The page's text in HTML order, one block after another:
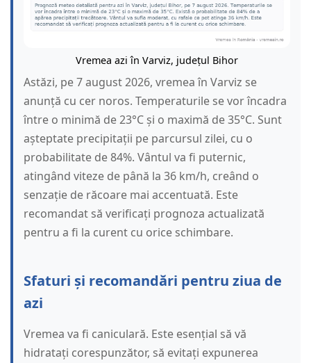
Vremea azi în Varviz, județul Bihor
Astăzi, pe 7 august 2026, vremea în Varviz se
anunță cu cer noros. Temperaturile se vor încadra
între o minimă de 23°C și o maximă de 35°C. Sunt
așteptate precipitații pe parcursul zilei, cu o
probabilitate de 84%. Vântul va fi puternic,
atingând viteze de până la 36 km/h, creând o
senzație de răcoare mai accentuată. Este
recomandat să verificați prognoza actualizată
pentru a fi la curent cu orice schimbare.
Sfaturi și recomandări pentru ziua de
azi
Vremea va fi caniculară. Este esențial să vă
hidratați corespunzător, să evitați expunerea